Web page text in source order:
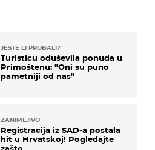
JESTE LI PROBALI?
Turisticu oduševila ponuda u
Primoštenu: "Oni su puno
pametniji od nas"
ZANIMLJIVO
Registracija iz SAD-a postala
hit u Hrvatskoj! Pogledajte
zašto